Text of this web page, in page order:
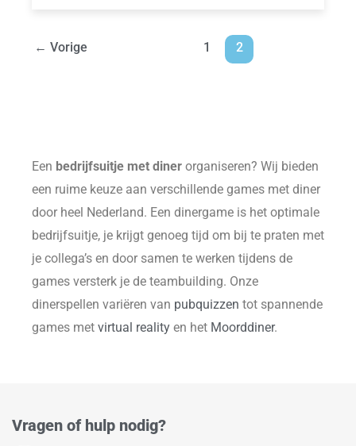
← Vorige 1 2
Een bedrijfsuitje met diner organiseren? Wij bieden
een ruime keuze aan verschillende games met diner
door heel Nederland. Een dinergame is het optimale
bedrijfsuitje, je krijgt genoeg tijd om bij te praten met
je collega’s en door samen te werken tijdens de
games versterk je de teambuilding. Onze
dinerspellen variëren van pubquizzen tot spannende
games met virtual reality en het Moorddiner.
Vragen of hulp nodig?